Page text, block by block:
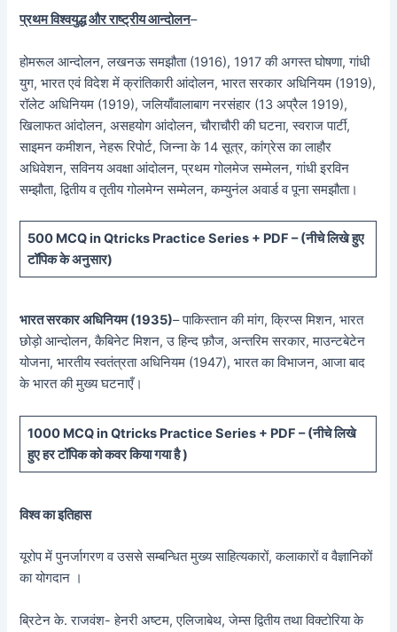
प्रथम विश्वयुद्ध और राष्ट्रीय आन्दोलन–
होमरूल आन्दोलन, लखनऊ समझौता (1916), 1917 की अगस्त घोषणा, गांधी
युग, भारत एवं विदेश में क्रांतिकारी आंदोलन, भारत सरकार अधिनियम (1919),
रॉलेट अधिनियम (1919), जलियाँवालाबाग नरसंहार (13 अप्रैल 1919),
खिलाफत आंदोलन, असहयोग आंदोलन, चौराचौरी की घटना, स्वराज पार्टी,
साइमन कमीशन, नेहरू रिपोर्ट, जिन्ना के 14 सूत्र, कांग्रेस का लाहौर
अधिवेशन, सविनय अवक्षा आंदोलन, प्रथम गोलमेज सम्मेलन, गांधी इरविन
सम्झौता, द्वितीय व तृतीय गोलमेग्न सम्मेलन, कम्युनंल अवार्ड व पूना समझौता।
500 MCQ in Qtricks Practice Series + PDF – (नीचेलिखे हुए
टॉपिक के अनुसार)
भारत सरकार अधिनियम (1935)– पाकिस्तान की मांग, क्रिप्स मिशन, भारत
छोड़ो आन्दोलन, कैबिनेट मिशन, उ हिन्द फ़ौज, अन्तरिम सरकार, माउन्टबेटेन
योजना, भारतीय स्वतंत्रता अधिनियम (1947), भारत का विभाजन, आजा बाद
के भारत की मुख्य घटनाएँ।
1000 MCQ in Qtricks Practice Series + PDF – (नीचेलिखे
हुएहर टॉपिक को कवर किया गया है )
विश्व का इतिहास
यूरोप में पुनर्जागरण व उससे सम्बन्धित मुख्य साहित्यकारों, कलाकारों व वैज्ञानिकों
का योगदान ।
ब्रिटेन के. राजवंश- हेनरी अष्टम, एलिजाबेथ, जेम्स द्वितीय तथा विक्टोरिया के